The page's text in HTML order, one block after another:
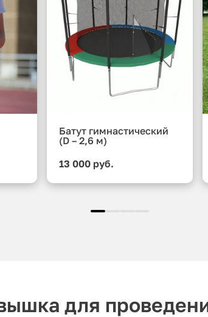
Батут гимнастический
(D – 2,6 м)
13 000 руб.
для